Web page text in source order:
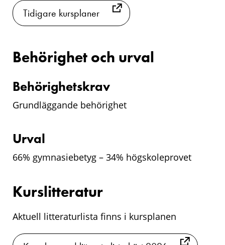
Tidigare kursplaner
Behörighet och urval
Behörighetskrav
Grundläggande behörighet
Urval
66% gymnasiebetyg – 34% högskoleprovet
Kurslitteratur
Aktuell litteraturlista finns i kursplanen